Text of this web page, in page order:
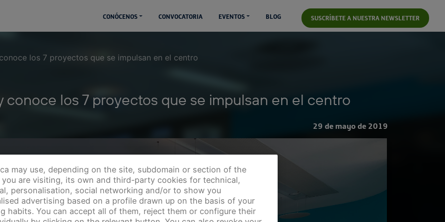
CONÓCENOS CONVOCATORIA EVENTOS BLOG SUSCRÍBETE A NUESTRA NEWSLETTER
los 7 proyectos que se impulsan en el centro
conoce los 7 proyectos que se impulsan en el centro
29 de mayo de 2019
may use, depending on the site, subdomain or section of the
are visiting, its own and third-party cookies for technical,
personalisation, social networking and/or to show you
advertising based on a profile drawn up on the basis of your
habits. You can accept all of them, reject them or configure their